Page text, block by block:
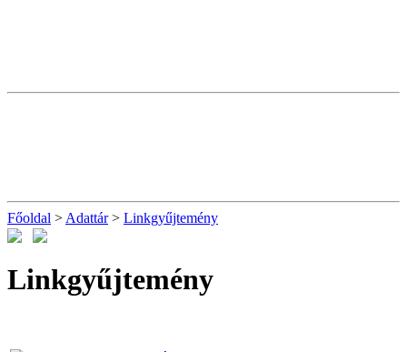
Főoldal > Adattár> Linkgyűjtemény
Linkgyűjtemény